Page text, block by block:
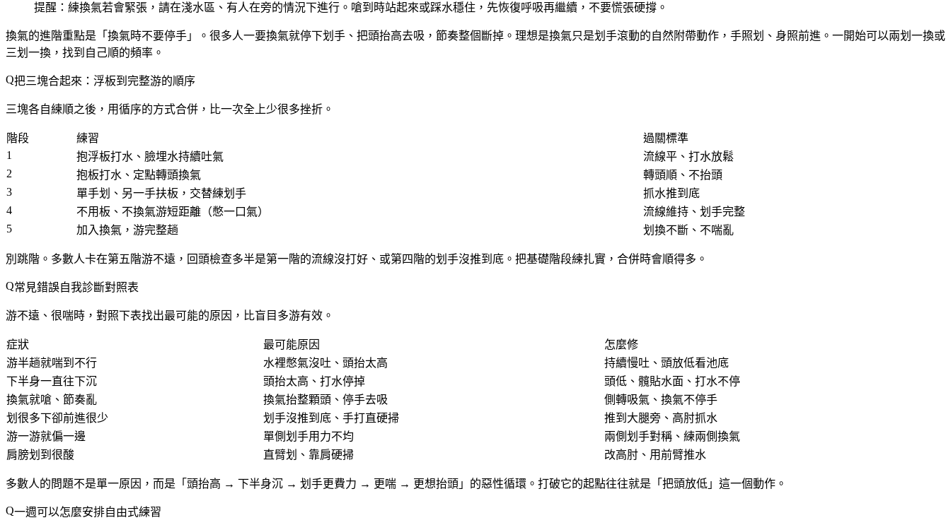
提醒：練換氣若會緊張，請在淺水區、有人在旁的情況下進行。嗆到時站起來或踩水穩住，先恢復呼吸再繼續，不要慌張硬撐。
換氣的進階重點是「 換氣時不要停手 」。很多人一要換氣就停下划手、把頭抬高去吸，節奏整個斷掉。理想是換氣只是划手滾動的自然附帶動作，手照划、身照前進。一開始可以兩划一換或
三划一換，找到自己順的頻率。
把三塊合起來：浮板到完整游的順序
三塊各自練順之後，用循序的方式合併，比一次全上少很多挫折。
階段 練習
過關標準
1
抱浮板打水、臉埋水持續吐氣
流線平、打水放鬆
2
抱板打水、定點轉頭換氣
轉頭順、不抬頭
3
單手划、另一手扶板，交替練划手
抓水推到底
4
不用板、不換氣游短距離（憋一口氣）
流線維持、划手完整
5
加入換氣，游完整趟 划換不斷、不喘亂
別跳階。多數人卡在第五階游不遠，回頭檢查多半是第一階的流線沒打好、或第四階的划手沒推到底。把基礎階段練扎實，合併時會順得多。
常見錯誤自我診斷對照表
游不遠、很喘時，對照下表找出最可能的原因，比盲目多游有效。
症狀 最可能原因
怎麼修
游半趟就喘到不行
水裡憋氣沒吐、頭抬太高
持續慢吐、頭放低看池底
下半身一直往下沉
頭抬太高、打水停掉
頭低、髖貼水面、打水不停
換氣就嗆、節奏亂
換氣抬整顆頭、停手去吸
側轉吸氣、換氣不停手
划很多下卻前進很少
划手沒推到底、手打直硬掃
推到大腿旁、高肘抓水
游一游就偏一邊
單側划手用力不均
兩側划手對稱、練兩側換氣
肩膀划到很酸
直臂划、靠肩硬掃 改高肘、用前臂推水
多數人的問題不是單一原因，而是「頭抬高 → 下半身沉 → 划手更費力 → 更喘 → 更想抬頭」的惡性循環。打破它的起點往往就是「把頭放低」這一個動作。
一週可以怎麼安排自由式練習